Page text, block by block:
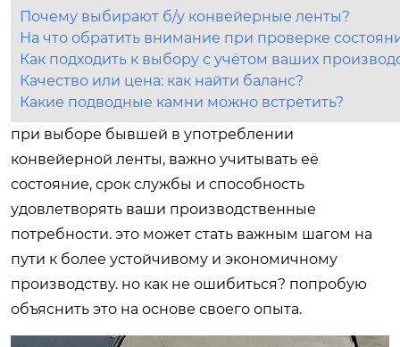
Почему выбирают б/у конвейерные ленты?
На что обратить внимание при проверке
Как подходить к выбору с учётом ваших
Качество или цена: как найти баланс?
Какие подводные камни можно встретить?
при выборе бывшей в употреблении
конвейерной ленты, важно учитывать её
состояние, срок службы и способность
удовлетворять ваши производственные
потребности. это может стать важным шагом на
пути к более устойчивому и экономичному
производству. но как не ошибиться? попробую
объяснить это на основе своего опыта.